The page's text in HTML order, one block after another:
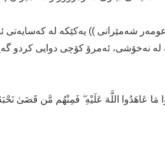
شەمێرانی )) یەكێكە لە كەسایەتی
لە نەخۆشی، ئەمرۆ كۆچی دوایی كردو
عَاهَدُوا اللَّهَ عَلَيْهِ ۖ فَمِنْهُم مَّن قَضَىٰ